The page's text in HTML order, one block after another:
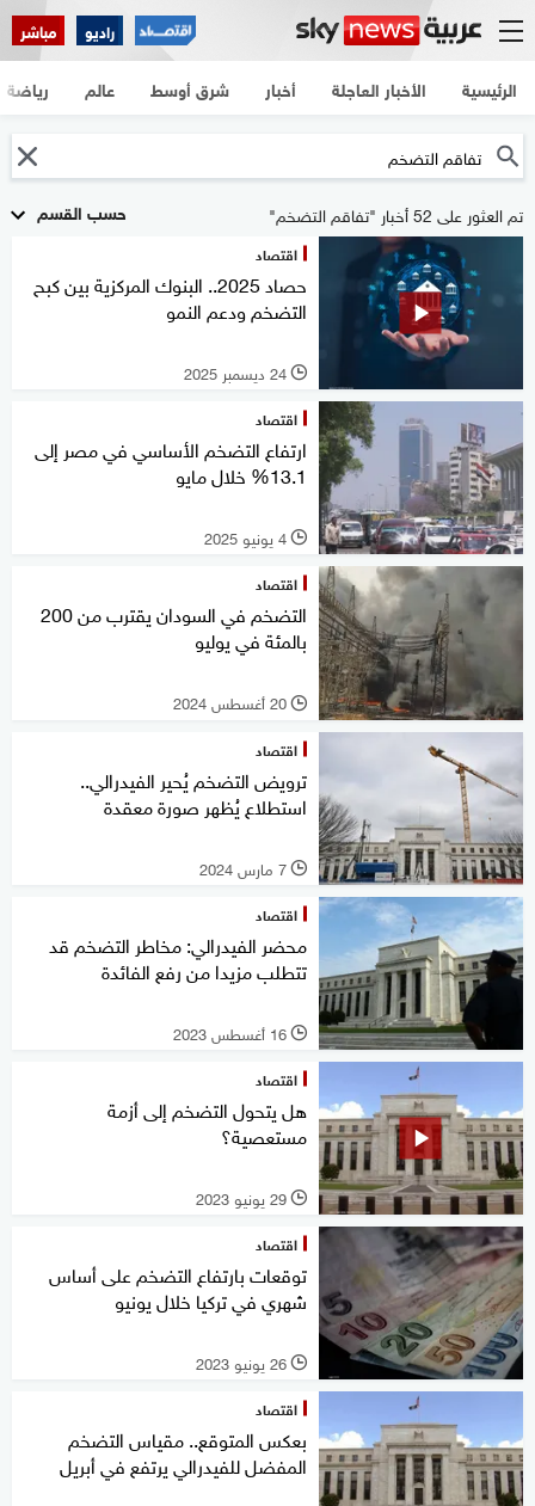
راديو مباشر
الرئيسية الأخبار العاجلة أخبار شرق أوسط عالم رياضة
حسب القسم تم العثور على 52 أخبار "تفاقم التضخم"
اقتصاد
حصاد 2025.. البنوك المركزية بين كبح
التضخم ودعم النمو
l 24 ديسمبر 2025
اقتصاد
ارتفاع التضخم الأساسي في مصر إلى
13.1% خلال مايو
l 4 يونيو 2025
اقتصاد
التضخم في السودان يقترب من 200
بالمئة في يوليو
l 20 أغسطس 2024
اقتصاد
ترويض التضخم يُحير الفيدرالي..
استطلاع يُظهر صورة معقدة
l 7 مارس 2024
اقتصاد
محضر الفيدرالي: مخاطر التضخم قد
تتطلب مزيدا من رفع الفائدة
l 16 أغسطس 2023
اقتصاد
هل يتحول التضخم إلى أزمة
مستعصية؟
l 29 يونيو 2023
اقتصاد
توقعات بارتفاع التضخم على أساس
شهري في تركيا خلال يونيو
l 26 يونيو 2023
اقتصاد
بعكس المتوقع.. مقياس التضخم
المفضل للفيدرالي يرتفع في أبريل